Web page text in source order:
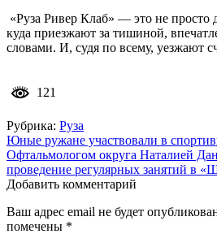
«Руза Ривер Клаб» — это не просто
куда приезжают за тишиной,
словами. И, судя по всему, уезжают
121
Рубрика: Руза
Навигация
по
записям
Юные ружане участвовали в
Офтальмологом округа Наталией
проведение регулярных занятий в
Добавить комментарий
Ваш адрес email не будет
помечены *